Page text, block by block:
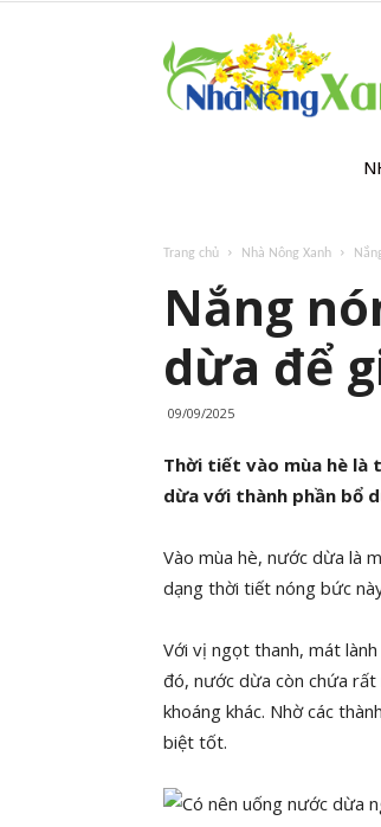
Trang chủ Nhà Nông Xanh
Nắng
dừa để
09/09/2025
Thời tiết vào mùa hè
dừa với thành phần bổ
Vào mùa hè, nước dừa là
dạng thời tiết nóng bức
Với vị ngọt thanh, mát
đó, nước dừa còn chứa rất
khoáng khác. Nhờ các
biệt tốt.